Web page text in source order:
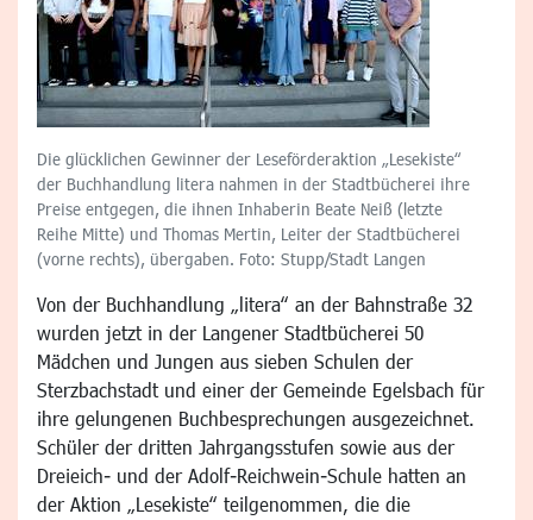
Die glücklichen Gewinner der Leseförderaktion „Lesekiste“
der Buchhandlung litera nahmen in der Stadtbücherei ihre
Preise entgegen, die ihnen Inhaberin Beate Neiß (letzte
Reihe Mitte) und Thomas Mertin, Leiter der Stadtbücherei
(vorne rechts), übergaben. Foto: Stupp/Stadt Langen
Von der Buchhandlung „litera“ an der Bahnstraße 32
wurden jetzt in der Langener Stadtbücherei 50
Mädchen und Jungen aus sieben Schulen der
Sterzbachstadt und einer der Gemeinde Egelsbach für
ihre gelungenen Buchbesprechungen ausgezeichnet.
Schüler der dritten Jahrgangsstufen sowie aus der
Dreieich- und der Adolf-Reichwein-Schule hatten an
der Aktion „Lesekiste“ teilgenommen, die die